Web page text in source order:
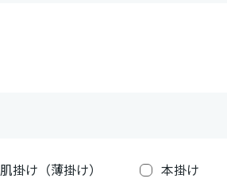
肌掛け（薄掛け） 本掛け